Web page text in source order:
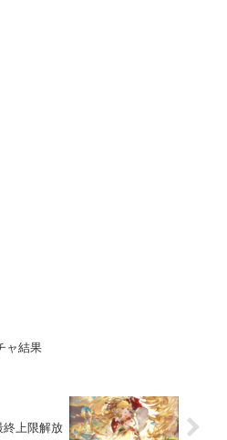
ャ結果
終上限解放